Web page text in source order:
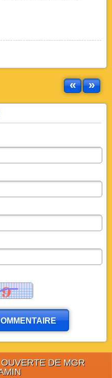
« »
DE MGR